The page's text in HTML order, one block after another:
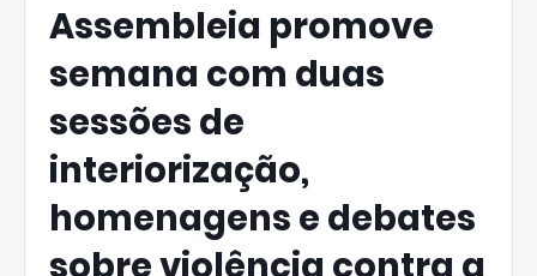
Assembleia promove
semana com duas
sessões de
interiorização,
homenagens e debates
sobre violência contra a